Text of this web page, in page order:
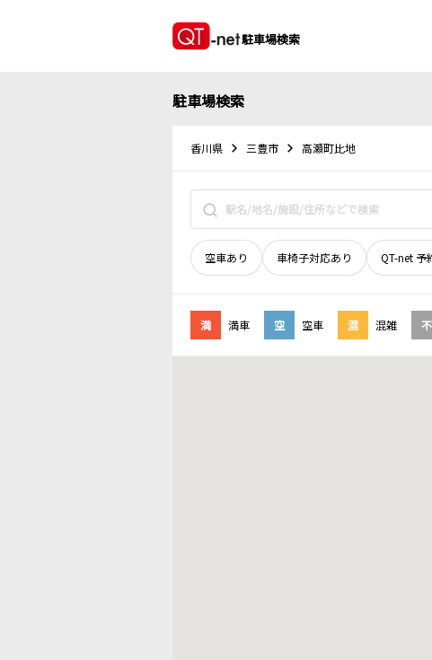
駐車場検索
駐車場検索
香川県 三豊市 高瀬町比地
空車あり 車椅子対応あり QT-net 予
満 満車 空 空車 混 混雑 不